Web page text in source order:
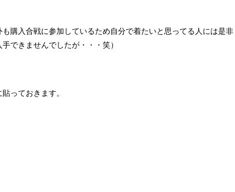
購入合戦に参加しているため自分で着たいと思ってる人には是非
できませんでしたが・・・笑）
っておきます。